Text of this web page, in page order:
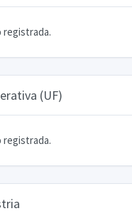
registrada.
(UF)
registrada.